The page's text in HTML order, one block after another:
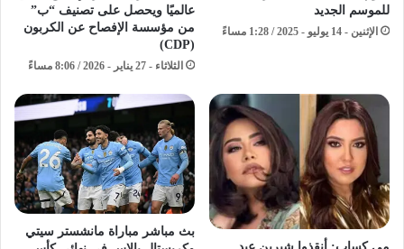
للموسم الجديد
الإثنين - 14 يوليو - 2025 / 1:28 مساءً
عالميًا ويحصل على تصنيف “ب”
من مؤسسة الإفصاح عن الكربون
(CDP)
الثلاثاء - 27 يناير - 2026 / 8:06 مساءً
بث مباشر مباراة مانشستر سيتي